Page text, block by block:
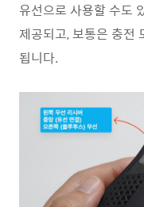
유선으로 사용할 수도
제공되고, 보통은 충전
됩니다.